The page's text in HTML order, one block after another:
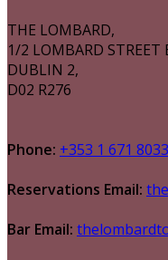
THE LOMBARD,
1/2 LOMBARD STREET
DUBLIN 2,
D02 R276
Phone: +353 1 671 8033
Reservations Email:
Bar Email: